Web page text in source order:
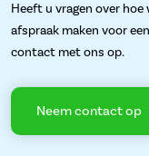
Heeft u vragen over
afspraak maken voor
contact met ons op.
Neem contact op